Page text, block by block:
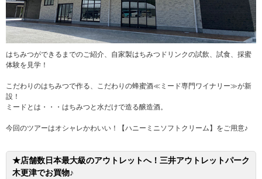
はちみつができるまでのご紹介、自家製はちみつドリンクの試飲、試食、採蜜
体験を見学！
こだわりのはちみつで作る、こだわりの蜂蜜酒≪ミード専門ワイナリー≫が新
設！
ミードとは・・・はちみつと水だけで造る醸造酒。
今回のツアーはオシャレかわいい！【ハニーミニソフトクリーム】をご用意♪
★店舗数日本最大級のアウトレットへ！三井アウトレットパーク
木更津でお買物♪